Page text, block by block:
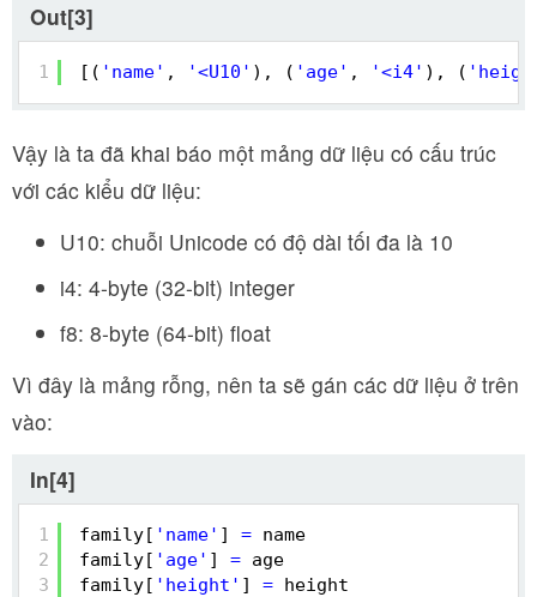
Out[3]
1 [( 'name' , '<U10' ), ( 'age' , '<i4' ), (
Vậy là ta đã khai báo một mảng dữ liệu có cấu trúc
với các kiểu dữ liệu:
U10: chuỗi Unicode có độ dài tối đa là 10
i4: 4-byte (32-bit) integer
f8: 8-byte (64-bit) float
Vì đây là mảng rỗng, nên ta sẽ gán các dữ liệu ở trên
vào:
In[4]
1
2
3
family[ 'name' ] = name
family[ 'age' ] = age
family[ 'height' ] = height